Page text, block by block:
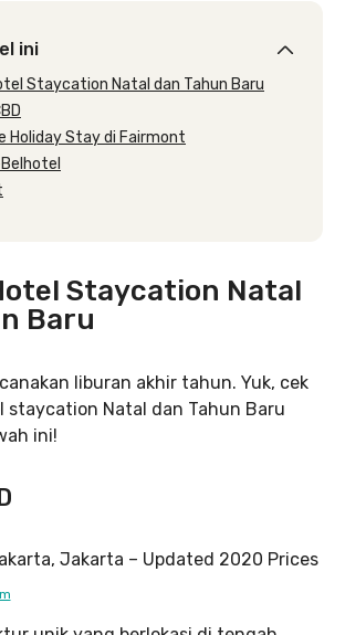
ini
Staycation Natal dan Tahun Baru
Holiday Stay di Fairmont
Staycation Natal
Baru
liburan akhir tahun. Yuk, cek
staycation Natal dan Tahun Baru
ini!